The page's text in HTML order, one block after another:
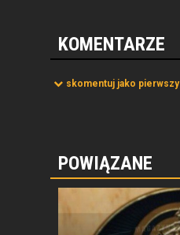
KOMENTARZE
skomentuj jako pierwszy
POWIĄZANE